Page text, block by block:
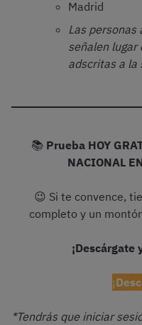
Madrid
Las personas
señalen lugar
adscritas a la
📚 Prueba HOY
NACIONAL
😉 Si te convence,
completo y un
¡Descárgate
¡
*Tendrás que iniciar